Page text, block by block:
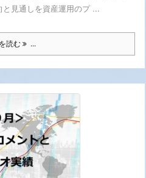
見通しを資産運用のプ ...
読む ...